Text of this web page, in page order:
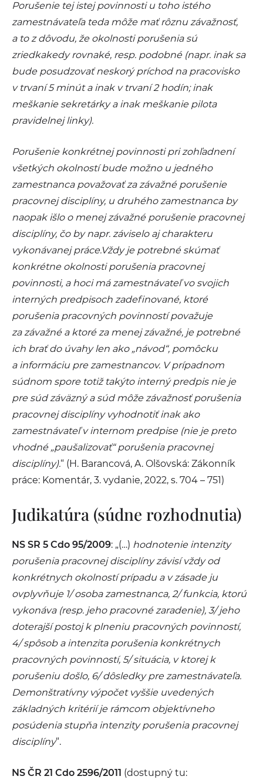
Porušenie tej istej povinnosti u toho istého
zamestnávateľa teda môže mať rôznu závažnosť,
a to z dôvodu, že okolnosti porušenia sú
zriedkakedy rovnaké, resp. podobné (napr. inak sa
bude posudzovať neskorý príchod na pracovisko
v trvaní 5 minút a inak v trvaní 2 hodín; inak
meškanie sekretárky a inak meškanie pilota
pravidelnej linky).
Porušenie konkrétnej povinnosti pri zohľadnení
všetkých okolností bude možno u jedného
zamestnanca považovať za závažné porušenie
pracovnej disciplíny, u druhého zamestnanca by
naopak išlo o menej závažné porušenie pracovnej
disciplíny, čo by napr. záviselo aj charakteru
vykonávanej práce.Vždy je potrebné skúmať
konkrétne okolnosti porušenia pracovnej
povinnosti, a hoci má zamestnávateľ vo svojich
interných predpisoch zadefinované, ktoré
porušenia pracovných povinností považuje
za závažné a ktoré za menej závažné, je potrebné
ich brať do úvahy len ako „návod“, pomôcku
a informáciu pre zamestnancov. V prípadnom
súdnom spore totiž takýto interný predpis nie je
pre súd záväzný a súd môže závažnosť porušenia
pracovnej disciplíny vyhodnotiť inak ako
zamestnávateľ v internom predpise (nie je preto
vhodné „paušalizovať“ porušenia pracovnej
disciplíny).“ (H. Barancová, A. Olšovská: Zákonník
práce: Komentár, 3. vydanie, 2022, s. 704 – 751)
Judikatúra (súdne rozhodnutia)
NS SR 5 Cdo 95/2009: „(…) hodnotenie intenzity
porušenia pracovnej disciplíny závisí vždy od
konkrétnych okolností prípadu a v zásade ju
ovplyvňuje 1/ osoba zamestnanca, 2/ funkcia, ktorú
vykonáva (resp. jeho pracovné zaradenie), 3/ jeho
doterajší postoj k plneniu pracovných povinností,
4/ spôsob a intenzita porušenia konkrétnych
pracovných povinností, 5/ situácia, v ktorej k
porušeniu došlo, 6/ dôsledky pre zamestnávateľa.
Demonštratívny výpočet vyššie uvedených
základných kritérií je rámcom objektívneho
posúdenia stupňa intenzity porušenia pracovnej
disciplíny“.
NS ČR 21 Cdo 2596/2011 (dostupný tu: